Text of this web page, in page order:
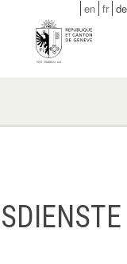
en fr de